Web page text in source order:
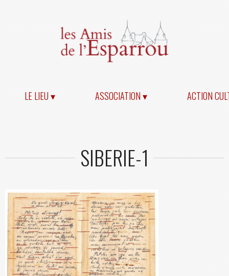
LE LIEU ▾ ASSOCIATION ▾ ACTION
SIBERIE-1